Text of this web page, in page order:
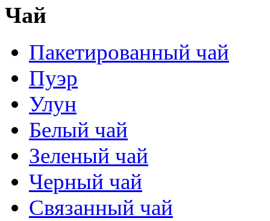
Чай
Пакетированный чай
Пуэр
Улун
Белый чай
Зеленый чай
Черный чай
Связанный чай